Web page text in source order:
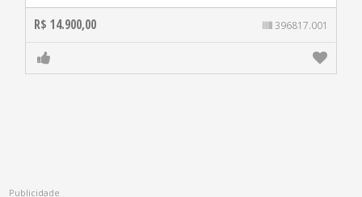
R$ 14.900,00 396817.001